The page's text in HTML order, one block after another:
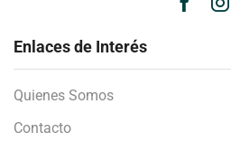
Enlaces de Interés
Quienes Somos
Contacto